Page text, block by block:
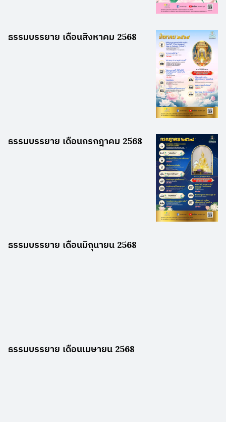
ธรรมบรรยาย เดือนสิงหาคม 2568
ธรรมบรรยาย เดือนกรกฎาคม 2568
ธรรมบรรยาย เดือนมิถุนายน 2568
ธรรมบรรยาย เดือนเมษายน 2568